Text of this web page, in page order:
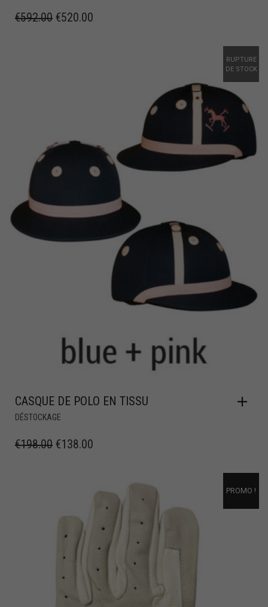
€592.00 €520.00
RUPTURE
DE STOCK
CASQUE DE POLO EN TISSU
DÉSTOCKAGE
€198.00 €138.00
PROMO !